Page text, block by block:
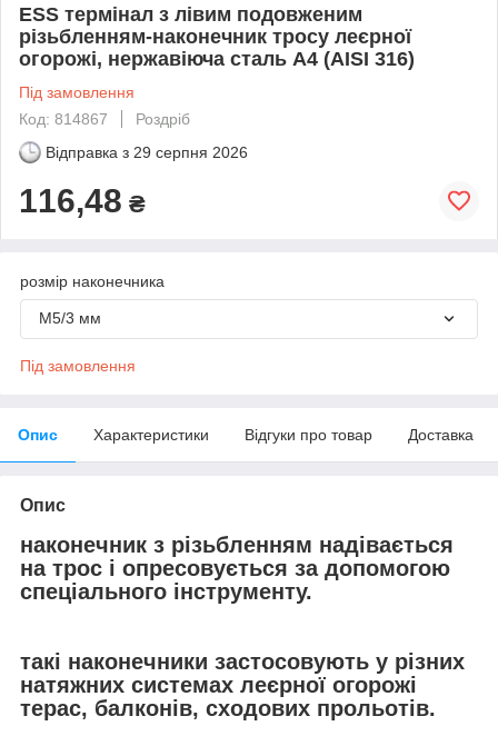
ESS термінал з лівим подовженим
різьбленням-наконечник тросу леєрної
огорожі, нержавіюча сталь А4 (AISI 316)
Під замовлення
Код: 814867
Роздріб
Відправка з 29 серпня 2026
116,48 ₴
розмір наконечника
М5/3 мм
Під замовлення
Опис Характеристики Відгуки про товар Доставка
Опис
наконечник з різьбленням надівається
на трос і опресовується за допомогою
спеціального інструменту.
такі наконечники застосовують у різних
натяжних системах леєрної огорожі
терас, балконів, сходових прольотів.